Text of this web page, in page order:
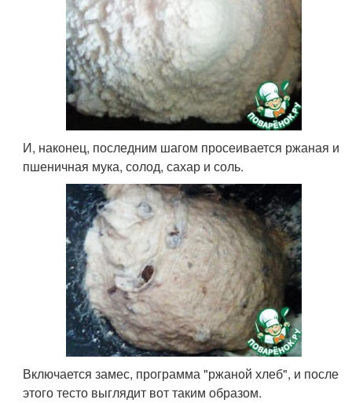
И, наконец, последним шагом просеивается ржаная и
пшеничная мука, солод, сахар и соль.
Включается замес, программа "ржаной хлеб", и после
этого тесто выглядит вот таким образом.